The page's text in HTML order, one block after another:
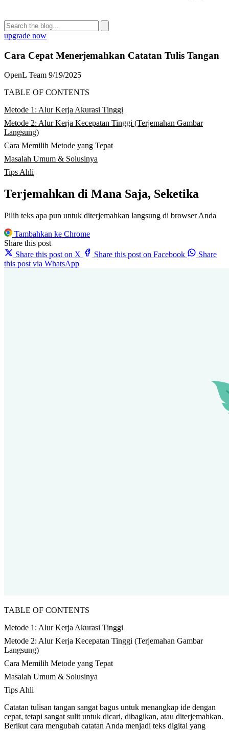
upgrade now
Cara Cepat Menerjemahkan Catatan Tulis Tangan
OpenL Team 9/19/2025
TABLE OF CONTENTS
Metode 1: Alur Kerja Akurasi Tinggi
Metode 2: Alur Kerja Kecepatan Tinggi (Terjemahan Gambar
Langsung)
Cara Memilih Metode yang Tepat
Masalah Umum & Solusinya
Tips Ahli
Terjemahkan di Mana Saja, Seketika
Pilih teks apa pun untuk diterjemahkan langsung di browser Anda
Tambahkan ke Chrome
Share this post
Share this post on X
Share this post on Facebook
Share
this post via WhatsApp
TABLE OF CONTENTS
Metode 1: Alur Kerja Akurasi Tinggi
Metode 2: Alur Kerja Kecepatan Tinggi (Terjemahan Gambar
Langsung)
Cara Memilih Metode yang Tepat
Masalah Umum & Solusinya
Tips Ahli
Catatan tulisan tangan sangat bagus untuk menangkap ide dengan
cepat, tetapi sangat sulit untuk dicari, dibagikan, atau diterjemahkan.
Berikut cara mengubah catatan Anda menjadi teks digital yang